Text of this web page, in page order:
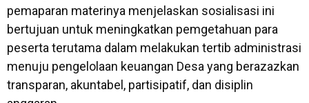
pemaparan materinya menjelaskan sosialisasi ini
bertujuan untuk meningkatkan pemgetahuan para
peserta terutama dalam melakukan tertib administrasi
menuju pengelolaan keuangan Desa yang berazazkan
transparan, akuntabel, partisipatif, dan disiplin